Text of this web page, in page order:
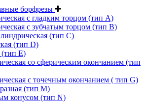
борфрезы
с гладким торцом (тип А)
с зубчатым торцом (тип В)
(тип С)
(тип D)
(тип Е)
со сферическим окончанием (тип
с точечным окончанием ( тип G)
(тип М)
конусом (тип N)